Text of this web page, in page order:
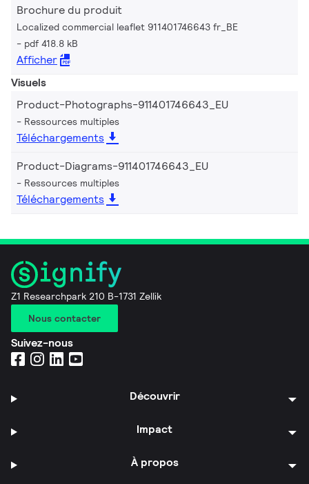
Brochure du produit
Localized commercial leaflet 911401746643 fr_BE
pdf 418.8 kB
Afficher
Visuels
Product-Photographs-911401746643_EU
Ressources multiples
Téléchargements
Product-Diagrams-911401746643_EU
Ressources multiples
Téléchargements
Z1 Researchpark 210 B-1731 Zellik
Nous contacter
Suivez-nous
Découvrir
Impact
À propos